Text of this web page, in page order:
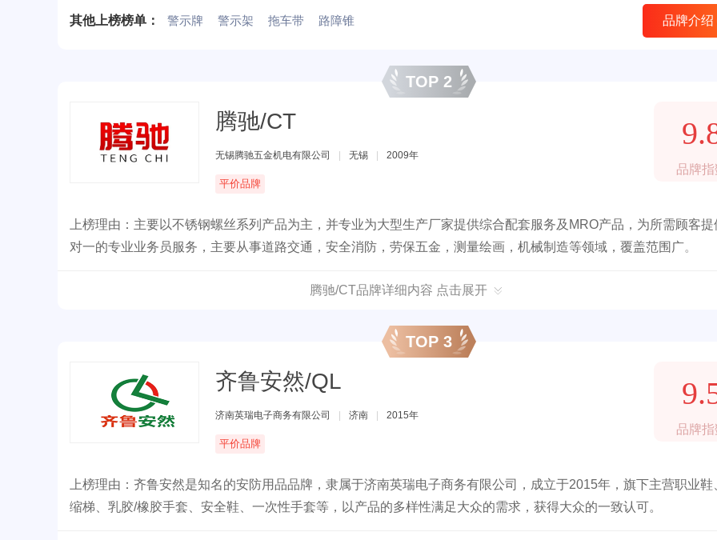
其他上榜榜单： 警示牌 警示架 拖车带 路障锥 品牌介绍
TOP 2
腾驰/CT
无锡腾驰五金机电有限公司 无锡 2009年
平价品牌
品牌指
上榜理由：主要以不锈钢螺丝系列产品为主，并专业为大型生产厂家提供综合配套服务及MRO产品，为所需顾客提
对一的专业业务员服务，主要从事道路交通，安全消防，劳保五金，测量绘画，机械制造等领域，覆盖范围广。
腾驰/CT品牌详细内容 点击展开
TOP 3
齐鲁安然/QL
济南英瑞电子商务有限公司 济南 2015年
平价品牌
品牌指
上榜理由：齐鲁安然是知名的安防用品品牌，隶属于济南英瑞电子商务有限公司，成立于2015年，旗下主营职业鞋
缩梯、乳胶/橡胶手套、安全鞋、一次性手套等，以产品的多样性满足大众的需求，获得大众的一致认可。